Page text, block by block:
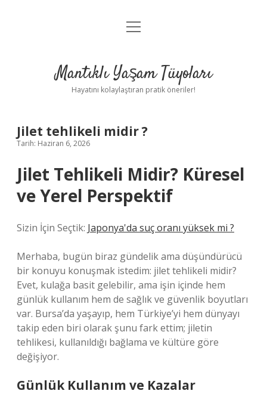
Anasayfa
Yasal Uyarı
menüyü
Mantıklı Yaşam Tüyoları
Hayatını kolaylaştıran pratik öneriler!
Jilet tehlikeli midir ?
Tarih: Haziran 6, 2026
Jilet Tehlikeli Midir? Küresel
ve Yerel Perspektif
Sizin İçin Seçtik: Japonya'da suç oranı yüksek mi ?
Merhaba, bugün biraz gündelik ama düşündürücü
bir konuyu konuşmak istedim: jilet tehlikeli midir?
Evet, kulağa basit gelebilir, ama işin içinde hem
günlük kullanım hem de sağlık ve güvenlik boyutları
var. Bursa’da yaşayıp, hem Türkiye’yi hem dünyayı
takip eden biri olarak şunu fark ettim; jiletin
tehlikesi, kullanıldığı bağlama ve kültüre göre
değişiyor.
Günlük Kullanım ve Kazalar